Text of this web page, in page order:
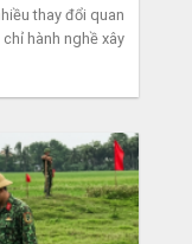
thay đổi quan
hành nghề xây